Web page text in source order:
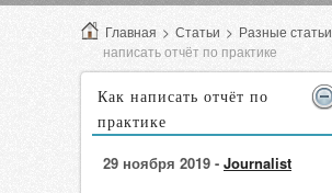
Главная > Статьи > Разные статьи
написать отчёт по практике
Как написать отчёт по
практике
29 ноября 2019 - Journalist